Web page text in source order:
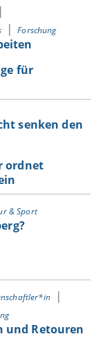
Forschung
für
senken den
ordnet
& Sport
und Retouren